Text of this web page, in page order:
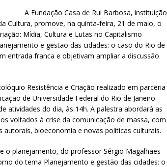
A Fundação Casa de Rui Barbosa, instituição
Cultura, promove, na quinta-feira, 21 de maio, o
Mídia, Cultura e Lutas no Capitalismo
e gestão das cidades: o caso do Rio de
entrada franca e objetivam ampliar a discussão
Resistência e Criação realizado em parceria
de Universidade Federal do Rio de Janeiro
atividades do dia, às 14h. A palestra abordará as
voltados à crise da comunicação de massa, com
bioeconomia e novas políticas culturais.
o planejamento, do professor Sérgio Magalhães
do tema Planejamento e gestão das cidades: o